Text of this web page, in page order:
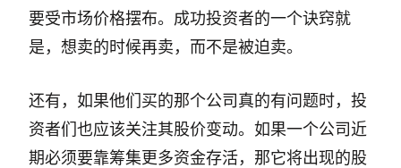
要受市场价格摆布。成功投资者的一个诀窍就
是，想卖的时候再卖，而不是被迫卖。
还有，如果他们买的那个公司真的有问题时，投
资者们也应该关注其股价变动。如果一个公司近
期必须要靠筹集更多资金存活，那它将出现的股